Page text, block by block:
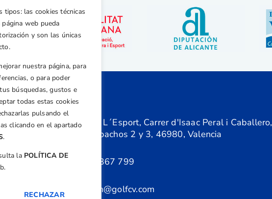
tipos: las cookies técnicas
web pueda
y son las únicas
nuestra página, para
o para poder
búsquedas, gustos e
todas estas cookies
pulsando el
clicando en el apartado
.
la POLÍTICA DE
RECHAZAR
Centre de L´Esport, Carrer d'Isaac Peral i Caballero,
Nº 5, Despachos 2 y 3, 46980, Valencia
+34 961 367 799
federacion@golfcv.com